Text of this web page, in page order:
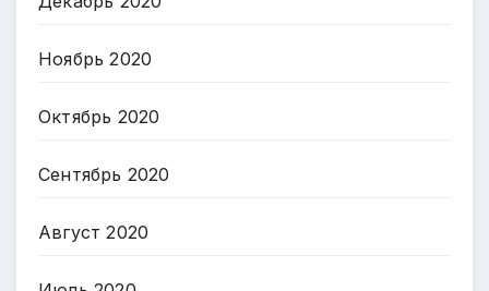
Ноябрь 2020
Октябрь 2020
Сентябрь 2020
Август 2020